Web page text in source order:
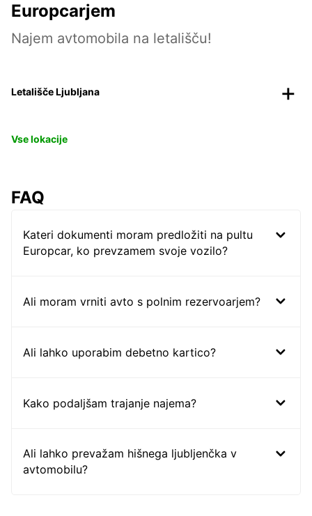
Europcarjem
Najem avtomobila na letališču!
Letališče Ljubljana
Vse lokacije
FAQ
Kateri dokumenti moram predložiti na pultu
Europcar, ko prevzamem svoje vozilo?
Ali moram vrniti avto s polnim rezervoarjem?
Ali lahko uporabim debetno kartico?
Kako podaljšam trajanje najema?
Ali lahko prevažam hišnega ljubljenčka v
avtomobilu?